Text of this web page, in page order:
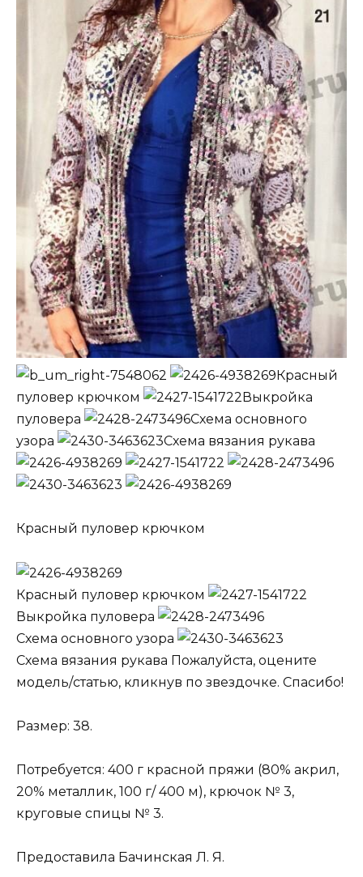
Красный
пуловер крючком
Выкройка
пуловера
Схема основного
узора
Схема вязания рукава
Красный пуловер крючком
Красный пуловер крючком
Выкройка пуловера
Схема основного узора
Схема вязания рукава Пожалуйста, оцените
модель/статью, кликнув по звездочке. Спасибо!
Размер: 38.
Потребуется: 400 г красной пряжи (80% акрил,
20% металлик, 100 г/ 400 м), крючок № 3,
круговые спицы № 3.
Предоставила Бачинская Л. Я.